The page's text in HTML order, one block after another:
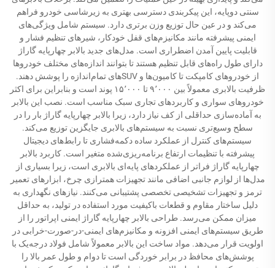
سنتی دوپایه، این پیکربندی دسترسی بهتری به زیرشاسی خودرو فراهم
می‌کند و در عین حال توزیع وزن برتری دارد. سیستم شامل ویژگی‌های
ایمنی پیشرفته مانند مکانیزم‌های قفل خودکار، شیرهای تنظیم فشار و
قابلیت پایین آمدن اضطراری است. مدل‌های جدید بالابر چهارپایه گاراژ
دارای طول راه‌های قابل تنظیم هستند تا بتوانند اندازه‌های مختلف خودروها
از خودروهای کامپکت تا کامیون‌ها و SUVهای تمام‌اندازه را پوشش دهند.
ظرفیت بالابری معمولاً بین ۹٬۰۰۰ تا ۱۵٬۰۰۰ پوند است و بنابراین برای اکثر
خودروهای سواری و کاربردهای تجاری سبک مناسب است. نصب این بالابر
به آماده‌سازی حداقلی از کف نیاز دارد، زیرا بالابر چهارپایه گاراژ بار را در
سطح وسیع‌تری نسبت به سیستم‌های بالابری جایگزین توزیع می‌کند.
سیستم‌های کنترل از عملکرد ساده دکمه‌فشاری تا رابط‌های دیجیتال
پیشرفته با تنظیمات ارتفاع برنامه‌ریزی‌شده متغیر است. کاربرد بالابر
چهارپایه گاراژ فراتر از عملکردهای پایه‌ای بالابری است، زیرا بسیاری از
مدل‌ها از لوازم جانبی اضافی مانند تجهیزات همترازی چرخ، ابزارهای تعمیر
ترمز و تجهیزات تشخیصی تخصصی پشتیبانی می‌کنند. نیازهای نگهداری به
دلیل ساختار مقاوم و قطعات باکیفیت مورد استفاده در تولید، به حداقل
میزان ممکن می‌رسد. طراحی بالابر چهارپایه گاراژ ایمنی اپراتور را از
طریق سیستم‌های ایمنی افزونه و مکانیزم‌های ایمنی-در-صورت-خرابی در
اولویت قرار می‌دهد. مواد ساخت این بالابر معمولاً شامل فولاد درجه‌یک با
پوشش‌های محافظ در برابر خوردگی است تا دوام و طول عمر بالا را